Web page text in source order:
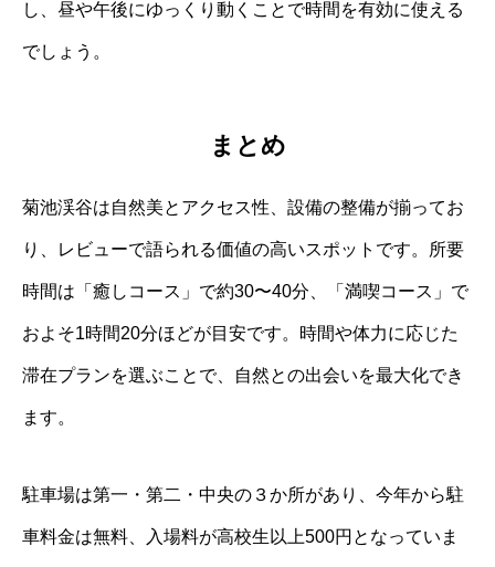
し、昼や午後にゆっくり動くことで時間を有効に使える
でしょう。
まとめ
菊池渓谷は自然美とアクセス性、設備の整備が揃ってお
り、レビューで語られる価値の高いスポットです。所要
時間は「癒しコース」で約30〜40分、「満喫コース」で
およそ1時間20分ほどが目安です。時間や体力に応じた
滞在プランを選ぶことで、自然との出会いを最大化でき
ます。
駐車場は第一・第二・中央の３か所があり、今年から駐
車料金は無料、入場料が高校生以上500円となっていま